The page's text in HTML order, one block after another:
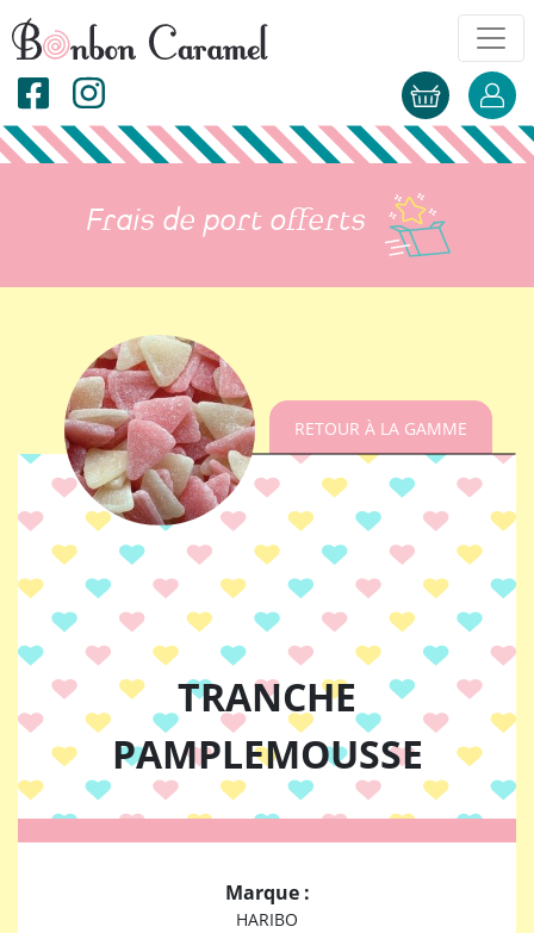
Frais de port offerts
RETOUR À LA GAMME
TRANCHE
PAMPLEMOUSSE
Marque :
HARIBO